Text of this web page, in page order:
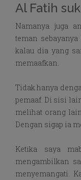
Al Fatih
Namanya juga
teman
kalau dia yang
memaafkan.
Tidak hanya
pemaaf. Di sisi
melihat orang
Dengan sigap ia
Ketika saya
mengambilkan
menyemangati.